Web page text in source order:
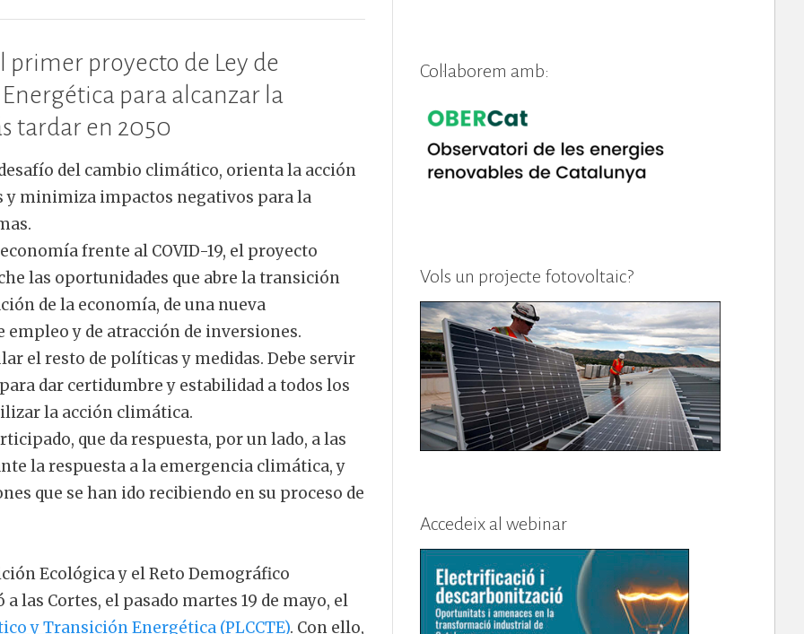
primer proyecto de Ley de
para alcanzar la
tardar en 2050
del cambio climático, orienta la acción
minimiza impactos negativos para la
frente al COVID-19, el proyecto
las oportunidades que abre la transición
de la economía, de una nueva
y de atracción de inversiones.
el resto de políticas y medidas. Debe servir
dar certidumbre y estabilidad a todos los
la acción climática.
que da respuesta, por un lado, a las
la respuesta a la emergencia climática, y
que se han ido recibiendo en su proceso de
Ecológica y el Reto Demográfico
las Cortes, el pasado martes 19 de mayo, el
y Transición Energética (PLCCTE). Con ello,
Col·laborem amb:
Vols un projecte fotovoltaic?
Accedeix al webinar